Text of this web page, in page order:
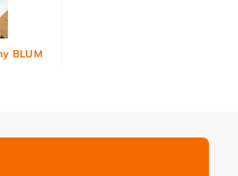
BLUM